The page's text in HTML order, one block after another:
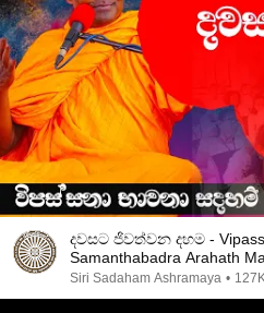
දවසට ජිවත්වන දහම -
Samanthabadra Arahath
Siri Sadaham Ashramaya •